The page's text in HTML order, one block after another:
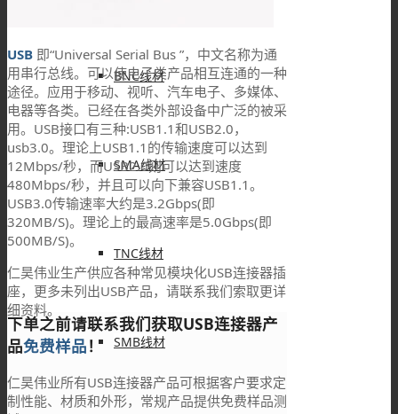
BNC线材
SMA线材
TNC线材
SMB线材
USB 即“Universal Serial Bus ”，中文名称为通
用串行总线。可以使电子类产品相互连通的一种
途径。应用于移动、视听、汽车电子、多媒体、
电器等各类。已经在各类外部设备中广泛的被采
用。USB接口有三种:USB1.1和USB2.0，
usb3.0。理论上USB1.1的传输速度可以达到
12Mbps/秒，而USB2.0则可以达到速度
480Mbps/秒，并且可以向下兼容USB1.1。
USB3.0传输速率大约是3.2Gbps(即
320MB/S)。理论上的最高速率是5.0Gbps(即
500MB/S)。
仁昊伟业生产供应各种常见模块化USB连接器插
座，更多未列出USB产品，请联系我们索取更详
细资料。
下单之前请联系我们获取USB连接器产
品免费样品！
仁昊伟业所有USB连接器产品可根据客户要求定
制性能、材质和外形，常规产品提供免费样品测